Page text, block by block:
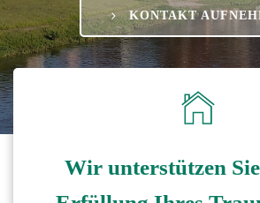
KONTAKT
Wir unterstützen